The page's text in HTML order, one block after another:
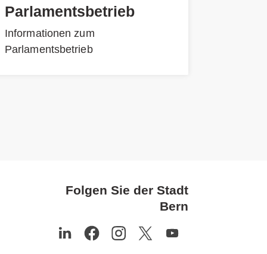
Parlamentsbetrieb
Informationen zum
Parlamentsbetrieb
Folgen Sie der Stadt
Bern